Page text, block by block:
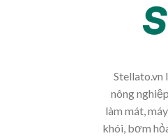
Stellato.vn
nông
làm mát,
khói, bơm